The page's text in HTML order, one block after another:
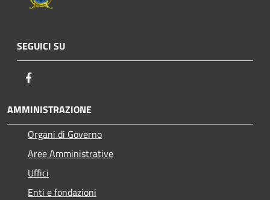
SEGUICI SU
AMMINISTRAZIONE
Organi di Governo
Aree Amministrative
Uffici
Enti e fondazioni